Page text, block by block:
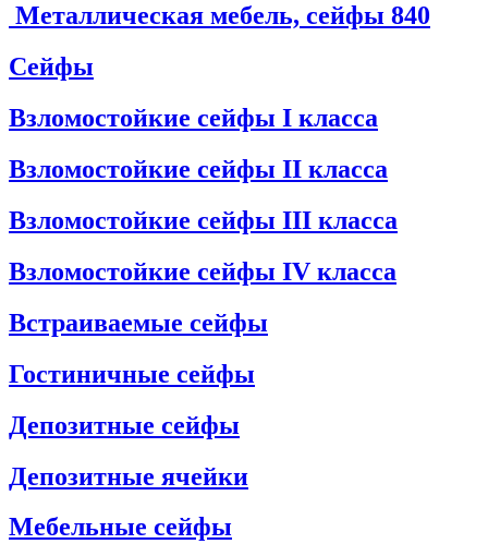
Металлическая мебель, сейфы 840
Сейфы
Взломостойкие сейфы I класса
Взломостойкие сейфы II класса
Взломостойкие сейфы III класса
Взломостойкие сейфы IV класса
Встраиваемые сейфы
Гостиничные сейфы
Депозитные сейфы
Депозитные ячейки
Мебельные сейфы